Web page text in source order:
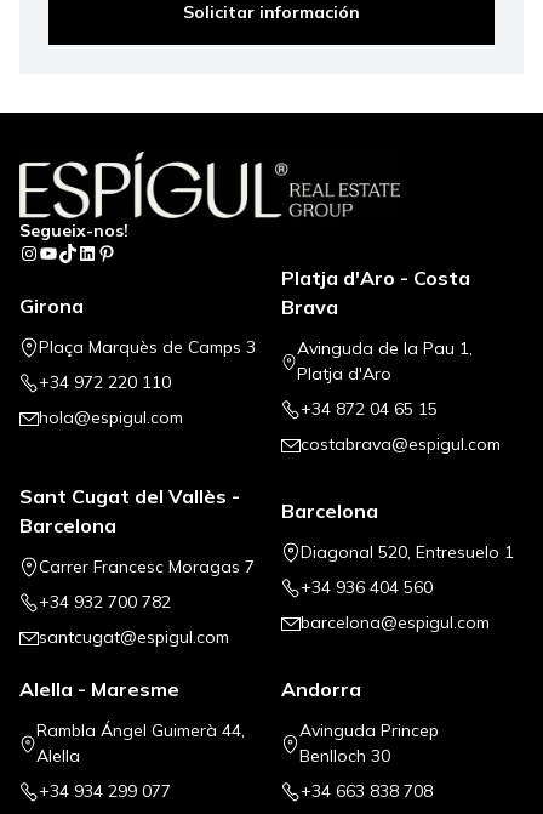
Solicitar información
Segueix-nos!
Instagram
YouTube
TikTok
LinkedIn
Pinterest
Girona
Plaça Marquès de Camps 3
+34 972 220 110
hola@espigul.com
Platja d'Aro - Costa
Brava
Avinguda de la Pau 1,
Platja d'Aro
+34 872 04 65 15
costabrava@espigul.com
Sant Cugat del Vallès -
Barcelona
Carrer Francesc Moragas 7
+34 932 700 782
santcugat@espigul.com
Barcelona
Diagonal 520, Entresuelo 1
+34 936 404 560
barcelona@espigul.com
Alella - Maresme
Rambla Ángel Guimerà 44,
Alella
+34 934 299 077
Andorra
Avinguda Princep
Benlloch 30
+34 663 838 708